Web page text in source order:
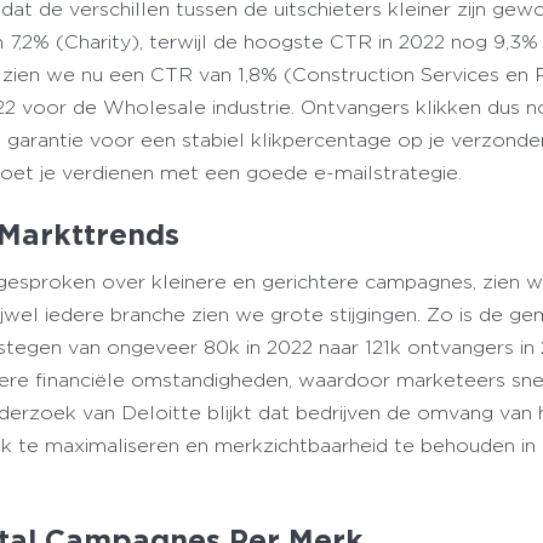
de verschillen tussen de uitschieters kleiner zijn
(Charity), terwijl de hoogste CTR in 2022 nog
we nu een CTR van 1,8% (Construction Services en
voor de Wholesale industrie. Ontvangers klikken dus
garantie voor een stabiel klikpercentage op je
je verdienen met een goede e-mailstrategie.
over kleinere en gerichtere campagnes, zien
iedere branche zien we grote stijgingen. Zo is de
van ongeveer 80k in 2022 naar 121k ontvangers in
financiële omstandigheden, waardoor marketeers
van Deloitte blijkt dat bedrijven de omvang van
te maximaliseren en merkzichtbaarheid te behouden in